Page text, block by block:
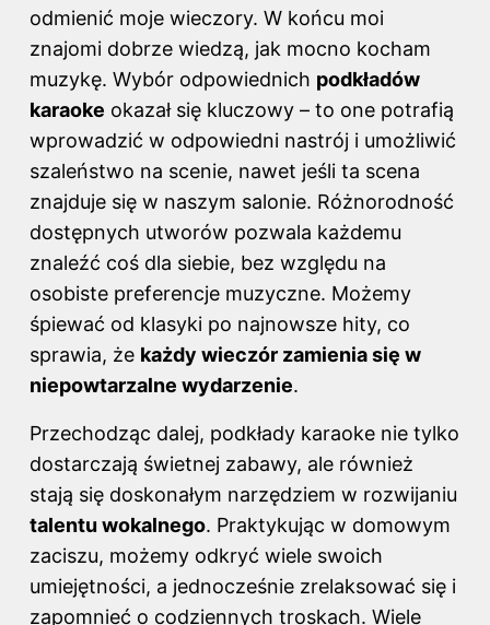
odmienić moje wieczory. W końcu moi
znajomi dobrze wiedzą, jak mocno kocham
muzykę. Wybór odpowiednich podkładów
karaoke okazał się kluczowy – to one potrafią
wprowadzić w odpowiedni nastrój i umożliwić
szaleństwo na scenie, nawet jeśli ta scena
znajduje się w naszym salonie. Różnorodność
dostępnych utworów pozwala każdemu
znaleźć coś dla siebie, bez względu na
osobiste preferencje muzyczne. Możemy
śpiewać od klasyki po najnowsze hity, co
sprawia, że każdy wieczór zamienia się w
niepowtarzalne wydarzenie.
Przechodząc dalej, podkłady karaoke nie tylko
dostarczają świetnej zabawy, ale również
stają się doskonałym narzędziem w rozwijaniu
talentu wokalnego. Praktykując w domowym
zaciszu, możemy odkryć wiele swoich
umiejętności, a jednocześnie zrelaksować się i
zapomnieć o codziennych troskach. Wiele